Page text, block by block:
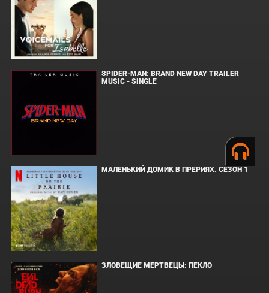
SPIDER-MAN: BRAND NEW DAY TRAILER
MUSIC - SINGLE
МАЛЕНЬКИЙ ДОМИК В ПРЕРИЯХ. СЕЗОН 1
ЗЛОВЕЩИЕ МЕРТВЕЦЫ: ПЕКЛО